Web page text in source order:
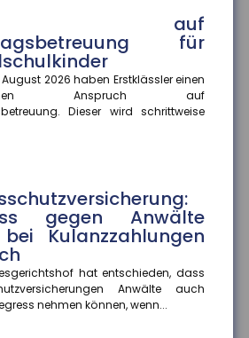
auf
für
2026 haben Erstklässler einen
Anspruch auf
Dieser wird schrittweise
gegen Anwälte
Kulanzzahlungen
hat entschieden, dass
Anwälte auch
nehmen können, wenn...
digitale Ausweise, Signaturen und
bünde...
Rente: Zeit und
als Hebel für
bei
kann einen Reisemangel
zu Mängelansprüchen führen. Das